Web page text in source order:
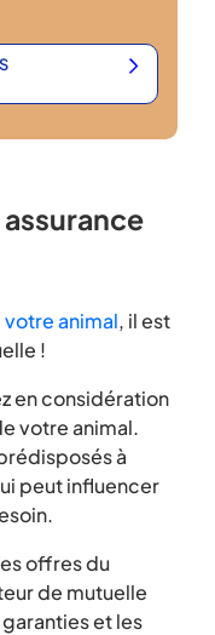
animal, il est
!
en considération
votre animal.
à
peut influencer
offres du
de mutuelle
et les